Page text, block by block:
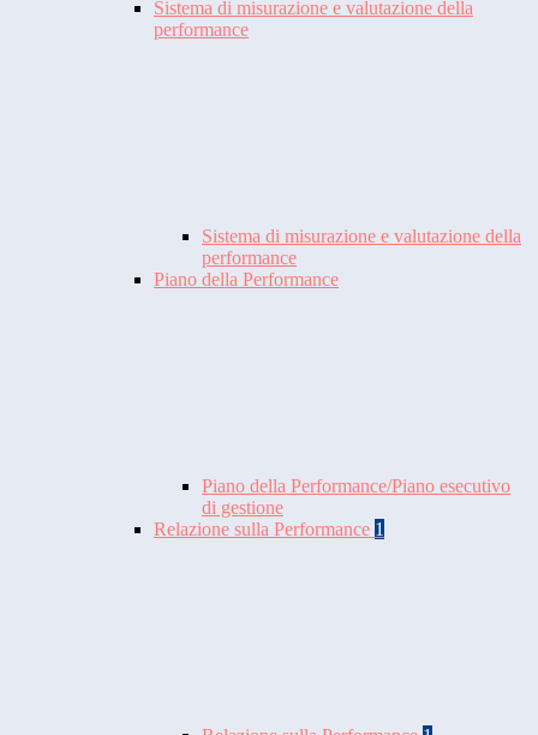
Sistema di misurazione e valutazione della
performance
Sistema di misurazione e valutazione della
performance
Piano della Performance
Piano della Performance/Piano esecutivo
di gestione
Relazione sulla Performance 1